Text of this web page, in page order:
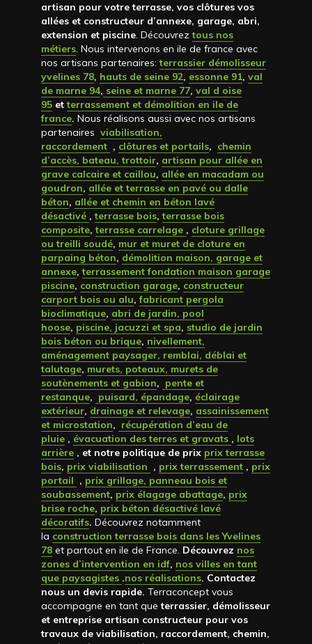
artisan pour votre terrasse, vos clôtures vos
allées et constructeur d’annexe, garage, abri,
extension et piscine. Découvreztous nos
métiers. Nous intervenons en ile de france avec
nos artisans partenaires:terrassier démolisseur
yvelines 78, hauts de seine 92, essonne 91, val
de marne 94, seine et marne 77, val d oise
95 etterrassement et démolition en ile de
france. Nous réalisons aussi avec nos artisans
partenaires viabilisation,
raccordement , clôtures et portails, chemin
d’accès, bateau, trottoir, artisan pour allée en
grave calcaire et caillou, allée en macadam ou
goudron, allée et terrasse en pavé ou dalle
béton, allée et chemin en béton lavé
désactivé ,terrasse bois,terrasse bois
composite,terrasse carrelage , cloture grillage
ou treilli soudé, mur et muret de cloture en
parpaing béton, démolition maison, garage et
annexe,terrassement fondation maison garage
piscine, construction garage, constructeur
carport bois ou alu,fabricant pergola
bioclimatique, abri de jardin, pool
hoose, piscine, jacuzzi et spa, studio de jardin
bois béton ou brique, nivellement,
aménagement paysager, remblai, déblai et
talutage, murets, poteaux, murets de
soutènements et gabion, pente et
restanque, puisard, épandage, éclairage
extérieur, drainage et relevage, assainissement
et microstation, récupération d’eau de
pluie , évacuation des terres et gravats , lots
arrière , et notre politique de prix prix terrasse
bois, prix viabilisation , prix terrassement , prix
portail , prix grillage, panneau bois et
soubassement, prix élagage abattage, prix
brise roche, prix béton désactivé lavé
décoratifs. Découvrez notamment
la construction terrasse bois dans les Yvelines
78 et partout en ile de France. Découvrez nos
zones d’intervention en idf, nos villes en tant
que paysagistes .nos réalisations. Contactez
nous un devis rapide. Terraconcept vous
accompagne en tant queterrassier, démolisseur
et entreprise artisan constructeur pour vos
travaux de viabilisation, raccordement, chemin,